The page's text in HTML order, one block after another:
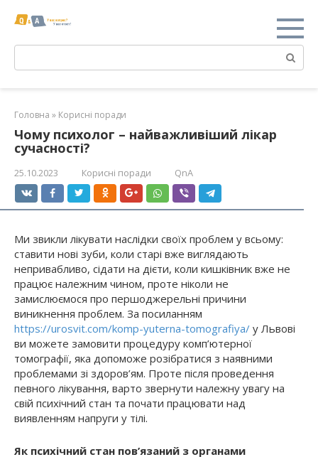
Поиск:
Головна » Корисні поради
Чому психолог – найважливіший лікар
сучасності?
25.10.2023 Корисні поради QnA
Ми звикли лікувати наслідки своїх проблем у всьому:
ставити нові зуби, коли старі вже виглядають
непривабливо, сідати на дієти, коли кишківник вже не
працює належним чином, проте ніколи не
замислюємося про першоджерельні причини
виникнення проблем. За посиланням
https://urosvit.com/komp-yuterna-tomografiya/ у Львові
ви можете замовити процедуру комп’ютерної
томографії, яка допоможе розібратися з наявними
проблемами зі здоров’ям. Проте після проведення
певного лікування, варто звернути належну увагу на
свій психічний стан та почати працювати над
виявленням напруги у тілі.
Як психічний стан пов’язаний з органами